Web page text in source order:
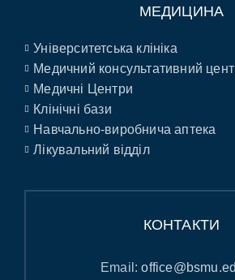
МЕДИЦИНА
Університетська клініка
Медичний консультативний
Медичні Центри
Клінічні бази
Навчально-виробнича аптека
Лікувальний відділ
КОНТАКТИ
Email: